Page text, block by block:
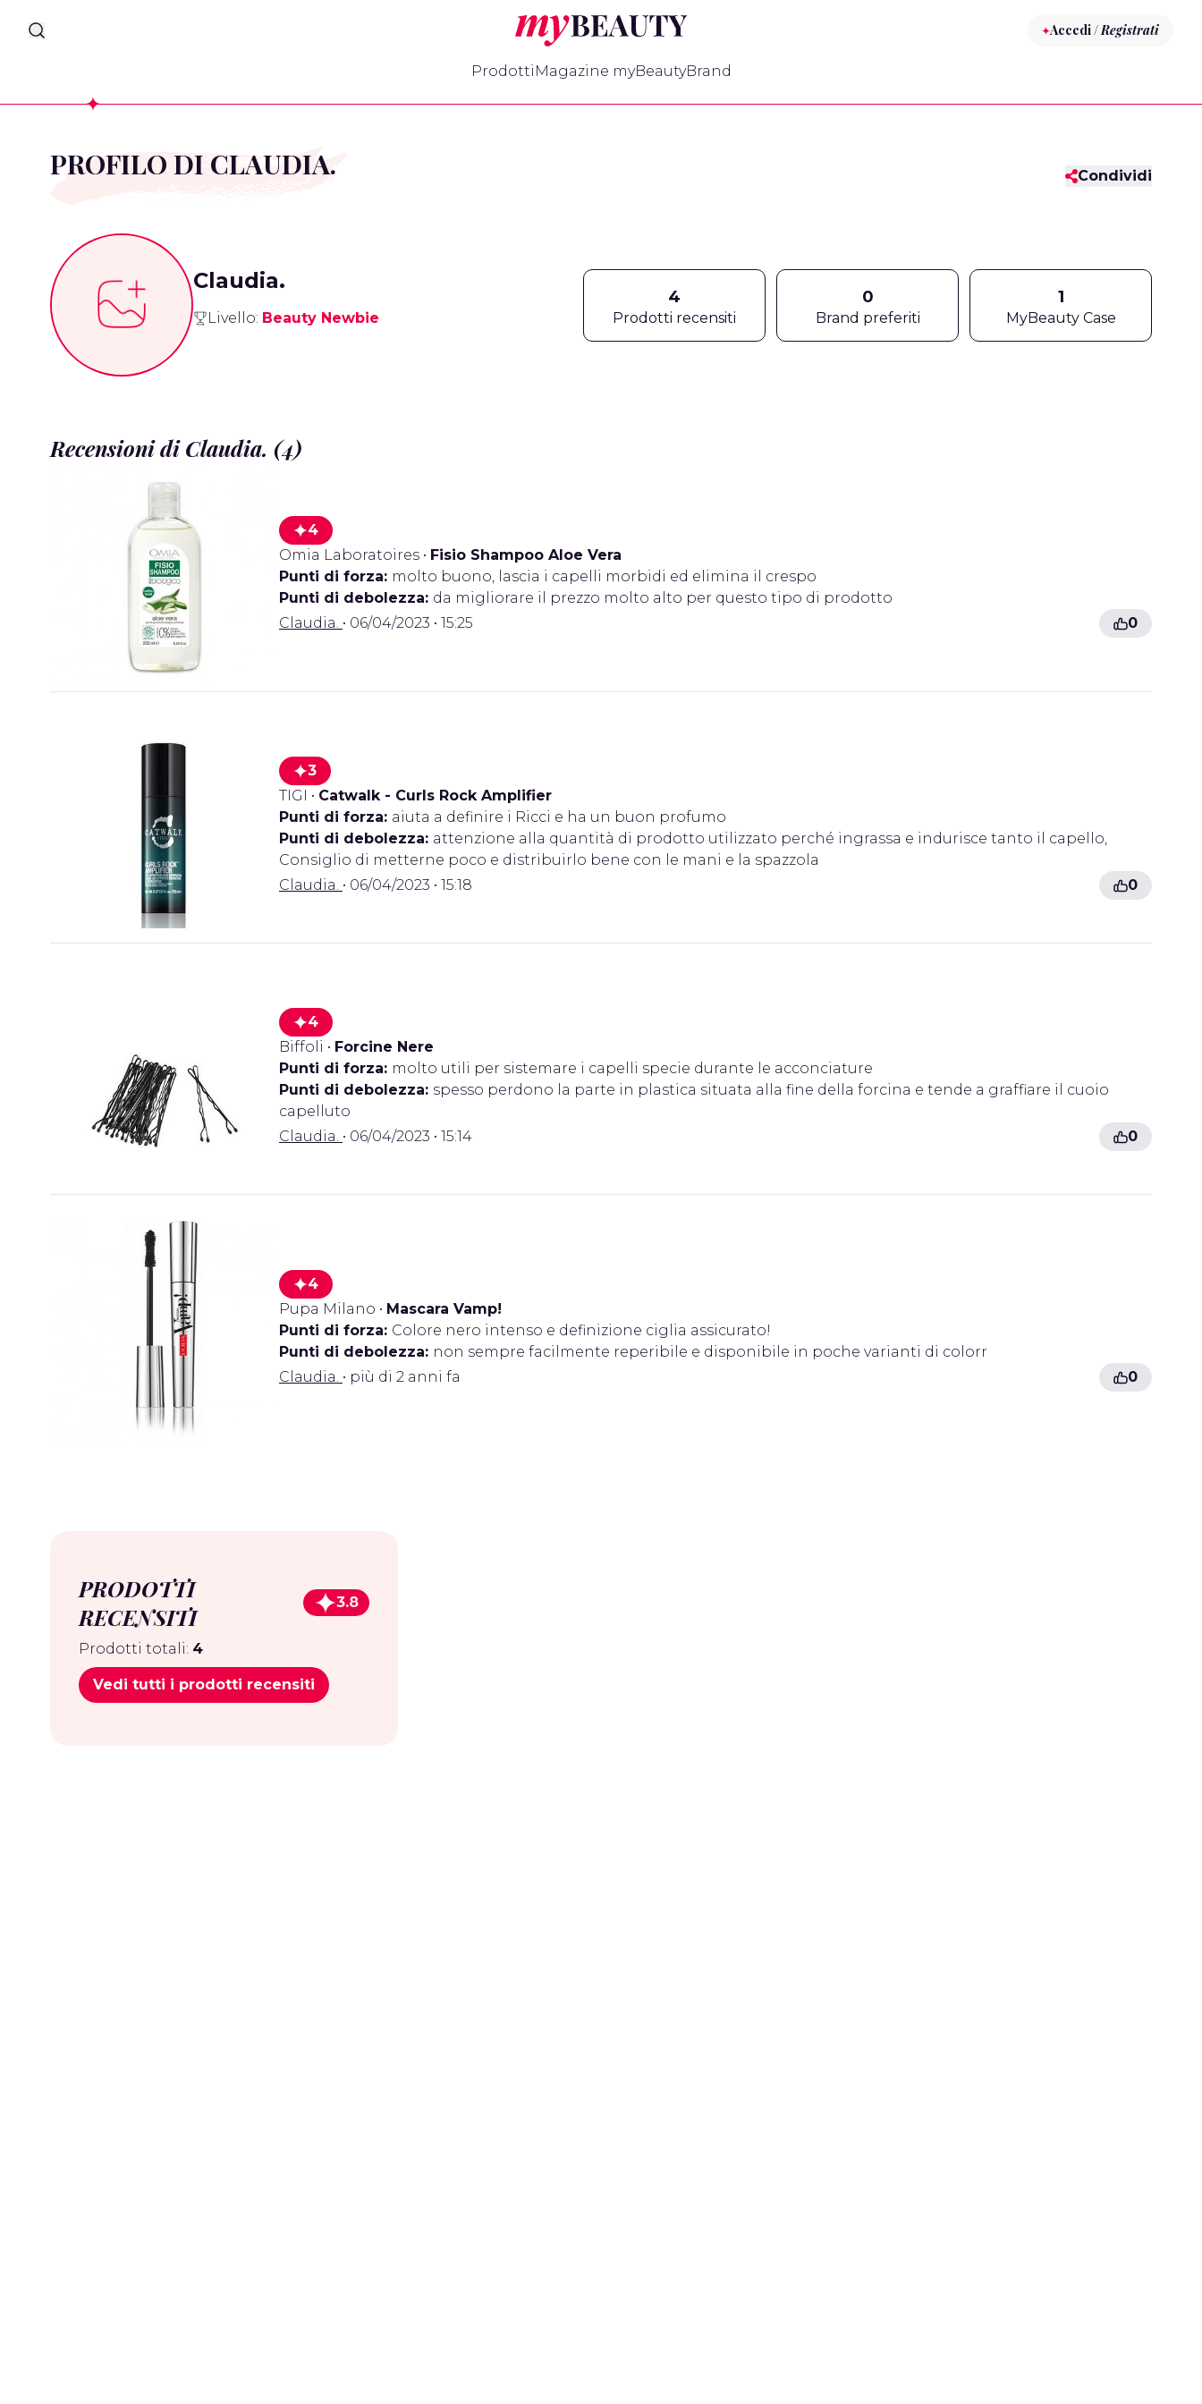
myBeauty Accedi /Registrati
Prodotti Magazine myBeautyBrand
PROFILO DI CLAUDIA. Condividi
Claudia.
Livello: Beauty Newbie
4
Prodotti recensiti
0
Brand preferiti
1
MyBeauty Case
Recensioni di Claudia. (4)
4
Omia Laboratoires • Fisio Shampoo Aloe Vera
Punti di forza: molto buono, lascia i capelli morbidi ed elimina il crespo
Punti di debolezza: da migliorare il prezzo molto alto per questo tipo di prodotto
Claudia. • 06/04/2023 • 15:25 0
3
TIGI • Catwalk - Curls Rock Amplifier
Punti di forza: aiuta a definire i Ricci e ha un buon profumo
Punti di debolezza: attenzione alla quantità di prodotto utilizzato perché ingrassa e indurisce tanto il capello,
Consiglio di metterne poco e distribuirlo bene con le mani e la spazzola
Claudia. • 06/04/2023 • 15:18 0
4
Biffoli • Forcine Nere
Punti di forza: molto utili per sistemare i capelli specie durante le acconciature
Punti di debolezza: spesso perdono la parte in plastica situata alla fine della forcina e tende a graffiare il cuoio
capelluto
Claudia. • 06/04/2023 • 15:14 0
4
Pupa Milano • Mascara Vamp!
Punti di forza: Colore nero intenso e definizione ciglia assicurato!
Punti di debolezza: non sempre facilmente reperibile e disponibile in poche varianti di colorr
Claudia. • più di 2 anni fa 0
PRODOTTI
RECENSITI
3.8
Prodotti totali: 4
Vedi tutti i prodotti recensiti